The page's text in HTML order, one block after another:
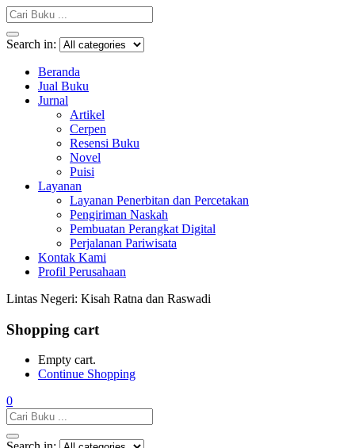
Search in:
Beranda
Jual Buku
Jurnal
Artikel
Cerpen
Resensi Buku
Novel
Puisi
Layanan
Layanan Penerbitan dan Percetakan
Pengiriman Naskah
Pembuatan Perangkat Digital
Perjalanan Pariwisata
Kontak Kami
Profil Perusahaan
Lintas Negeri: Kisah Ratna dan Raswadi
Shopping cart
Empty cart.
Continue Shopping
0